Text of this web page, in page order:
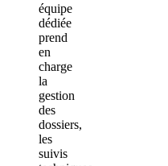
équipe
dédiée
prend
en
charge
la
gestion
des
dossiers,
les
suivis